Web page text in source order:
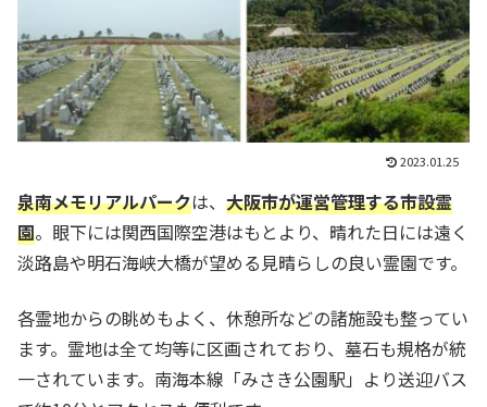
2023.01.25
泉南メモリアルパークは、 大阪市が運営管理する市設霊
園。眼下には関西国際空港はもとより、晴れた日には遠く
淡路島や明石海峡大橋が望める見晴らしの良い霊園です。
各霊地からの眺めもよく、休憩所などの諸施設も整ってい
ます。霊地は全て均等に区画されており、墓石も規格が統
一されています。南海本線「みさき公園駅」より送迎バス